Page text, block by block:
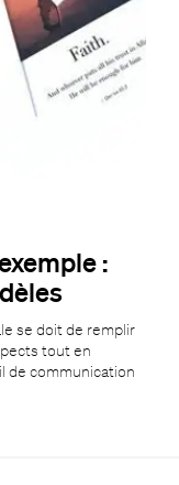
:
se doit de remplir
tout en
de communication